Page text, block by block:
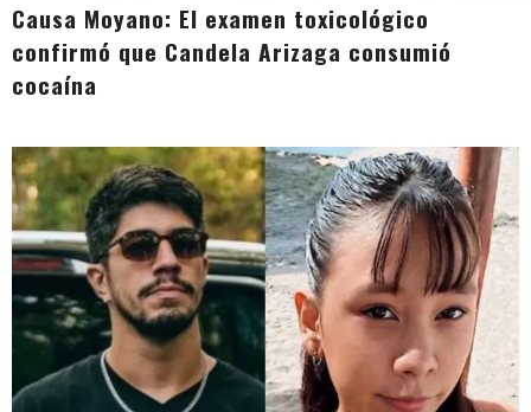
Causa Moyano: El examen toxicológico
confirmó que Candela Arizaga consumió
cocaína